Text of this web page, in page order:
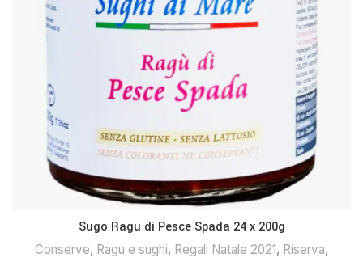
Sugo Ragu di Pesce Spada 24 x 200g
Conserve, Ragu e sughi, Regali Natale 2021, Riserva,